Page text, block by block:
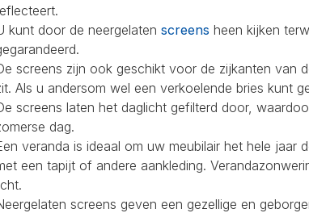
kunt door de neergelaten screens heen kijken
screens zijn ook geschikt voor de zijkanten van
Als u andersom wel een verkoelende bries kunt
screens laten het daglicht gefilterd door,
dag.
veranda is ideaal om uw meubilair het hele
een tapijt of andere aankleding.
screens geven een gezellige en